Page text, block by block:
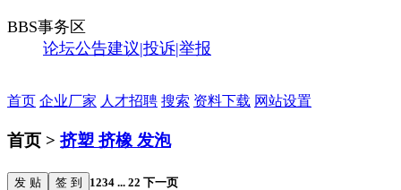
BBS事务区
论坛公告建议|投诉|举报
首页 企业厂家 人才招聘 搜索 资料下载 网站设置
首页 > 挤塑 挤橡 发泡
发 贴 签 到 1234 ... 22 下一页